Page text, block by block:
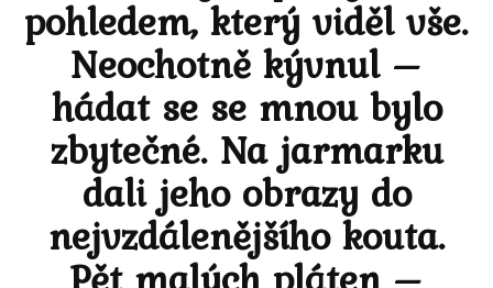
pohledem, který viděl vše.
Neochotně kývnul –
hádat se se mnou bylo
zbytečné. Na jarmarku
dali jeho obrazy do
nejvzdálenějšího kouta.